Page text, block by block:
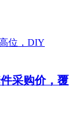
采购价，覆